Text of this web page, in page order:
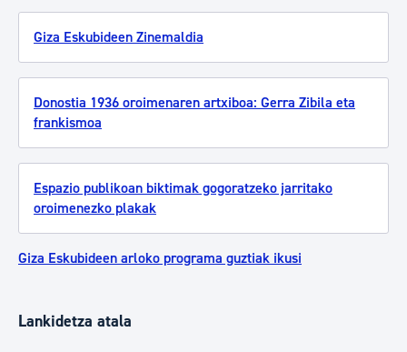
Giza Eskubideen Zinemaldia
Donostia 1936 oroimenaren artxiboa: Gerra Zibila eta
frankismoa
Espazio publikoan biktimak gogoratzeko jarritako
oroimenezko plakak
Giza Eskubideen arloko programa guztiak ikusi
Lankidetza atala